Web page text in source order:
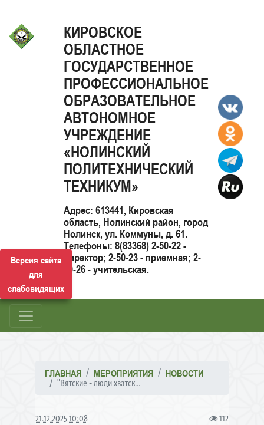
Версия сайта
для
слабовидящих
КИРОВСКОЕ
ОБЛАСТНОЕ
ГОСУДАРСТВЕННОЕ
ПРОФЕССИОНАЛЬНОЕ
ОБРАЗОВАТЕЛЬНОЕ
АВТОНОМНОЕ
УЧРЕЖДЕНИЕ
«НОЛИНСКИЙ
ПОЛИТЕХНИЧЕСКИЙ
ТЕХНИКУМ»
Адрес: 613441, Кировская
область, Нолинский район, город
Нолинск, ул. Коммуны, д. 61.
Телефоны: 8(83368) 2-50-22 -
директор; 2-50-23 - приемная; 2-
50-26 - учительская.
ГЛАВНАЯ МЕРОПРИЯТИЯ НОВОСТИ
"Вятские - люди хватск...
21.12.2025 10:08 112